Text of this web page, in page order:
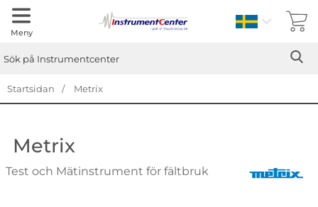
Meny Sverige
Startsidan Metrix
Metrix
Test och Mätinstrument för fältbruk